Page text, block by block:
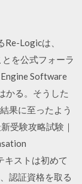
Logicは、
を公式フォーラ
Software
かる。そうした
果に至ったよう
受験攻略試験｜
キストは初めて
認証資格を取る